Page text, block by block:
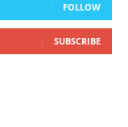
FOLLOW
SUBSCRIBE